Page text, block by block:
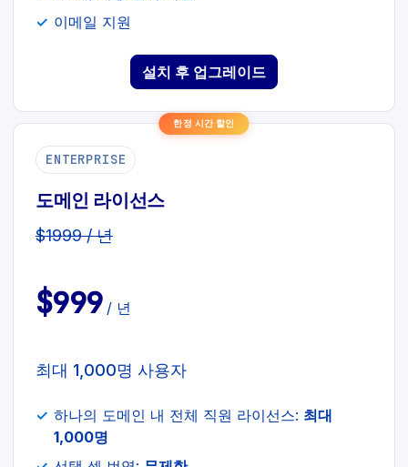
이메일 지원
설치 후 업그레이드
한정 시간 할인
ENTERPRISE
도메인 라이선스
$1999 / 년
$999 / 년
최대 1,000명 사용자
하나의 도메인 내 전체 직원 라이선스: 최대
1,000명